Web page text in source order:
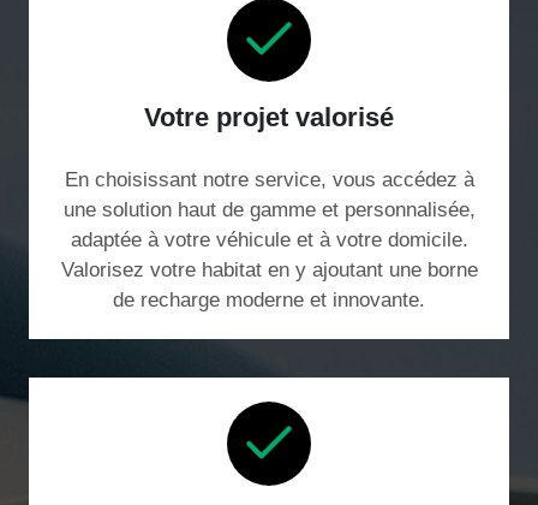
Votre projet valorisé
En choisissant notre service, vous accédez à
une solution haut de gamme et personnalisée,
adaptée à votre véhicule et à votre domicile.
Valorisez votre habitat en y ajoutant une borne
de recharge moderne et innovante.